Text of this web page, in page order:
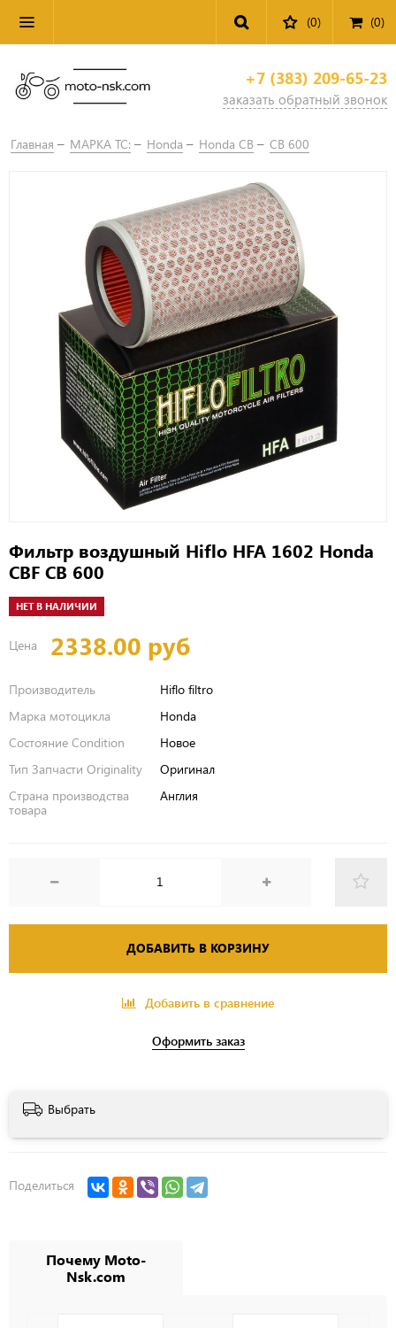
(0) (0)
+7 (383) 209-65-23
заказать обратный звонок
Главная МАРКА ТС: Honda Honda CB CB 600
Фильтр воздушный Hiflo HFA 1602 Honda
CBF CB 600
НЕТ В НАЛИЧИИ
Цена 2338.00 руб
Производитель
Hiflo filtro
Марка мотоцикла
Honda
Состояние Condition
Новое
Тип Запчасти Originality
Оригинал
Страна производства
товара
Англия
ДОБАВИТЬ В КОРЗИНУ
Добавить в сравнение
Оформить заказ
Выбрать
Поделиться
Почему Moto-
Nsk.com